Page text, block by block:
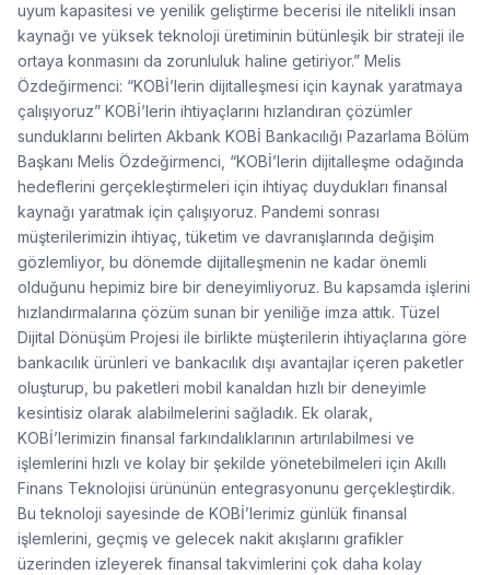
uyum kapasitesi ve yenilik geliştirme becerisi ile nitelikli insan
kaynağı ve yüksek teknoloji üretiminin bütünleşik bir strateji ile
ortaya konmasını da zorunluluk haline getiriyor.” Melis
Özdeğirmenci: “KOBİ’lerin dijitalleşmesi için kaynak yaratmaya
çalışıyoruz” KOBİ’lerin ihtiyaçlarını hızlandıran çözümler
sunduklarını belirten Akbank KOBİ Bankacılığı Pazarlama Bölüm
Başkanı Melis Özdeğirmenci, “KOBİ’lerin dijitalleşme odağında
hedeflerini gerçekleştirmeleri için ihtiyaç duydukları finansal
kaynağı yaratmak için çalışıyoruz. Pandemi sonrası
müşterilerimizin ihtiyaç, tüketim ve davranışlarında değişim
gözlemliyor, bu dönemde dijitalleşmenin ne kadar önemli
olduğunu hepimiz bire bir deneyimliyoruz. Bu kapsamda işlerini
hızlandırmalarına çözüm sunan bir yeniliğe imza attık. Tüzel
Dijital Dönüşüm Projesi ile birlikte müşterilerin ihtiyaçlarına göre
bankacılık ürünleri ve bankacılık dışı avantajlar içeren paketler
oluşturup, bu paketleri mobil kanaldan hızlı bir deneyimle
kesintisiz olarak alabilmelerini sağladık. Ek olarak,
KOBİ’lerimizin finansal farkındalıklarının artırılabilmesi ve
işlemlerini hızlı ve kolay bir şekilde yönetebilmeleri için Akıllı
Finans Teknolojisi ürününün entegrasyonunu gerçekleştirdik.
Bu teknoloji sayesinde de KOBİ’lerimiz günlük finansal
işlemlerini, geçmiş ve gelecek nakit akışlarını grafikler
üzerinden izleyerek finansal takvimlerini çok daha kolay